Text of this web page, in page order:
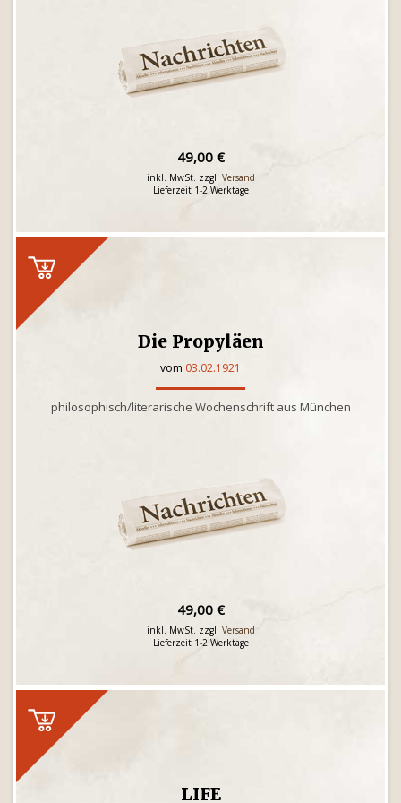
49,00 €
inkl. MwSt. zzgl. Versand
Lieferzeit 1-2 Werktage
Die Propyläen
vom 03.02.1921
philosophisch/literarische Wochenschrift aus München
49,00 €
inkl. MwSt. zzgl. Versand
Lieferzeit 1-2 Werktage
LIFE